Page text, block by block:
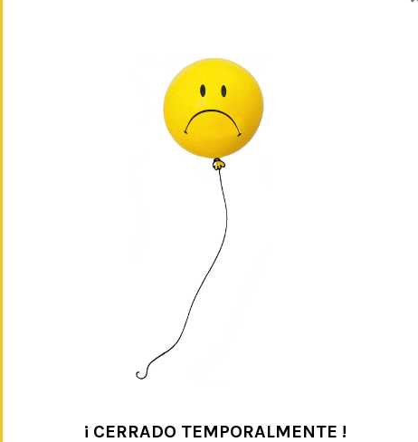
TAMBIÉN TE RECOMENDAMOS…
¡ CERRADO TEMPORALMENTE !